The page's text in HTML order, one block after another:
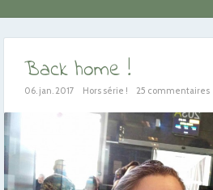
Back home !
06. jan. 2017 Hors série ! 25 commentaires